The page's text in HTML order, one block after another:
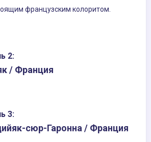
французским колоритом.
2:
/ Франция
3:
сюр-Гаронна / Франция